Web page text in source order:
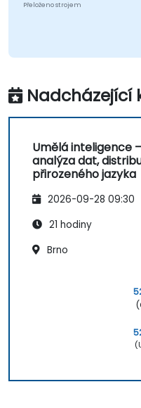
Přeloženo strojem
Nadcházející
Umělá inteligence
analýza dat,
přirozeného jazyka
2026-09-28 09:30
21 hodiny
Brno